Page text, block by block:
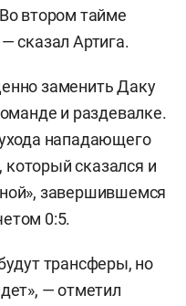
втором тайме
сказал Артига.
заменить Даку
и раздевалке.
нападающего
сказался и
завершившемся
0:5.
трансферы, но
— отметил